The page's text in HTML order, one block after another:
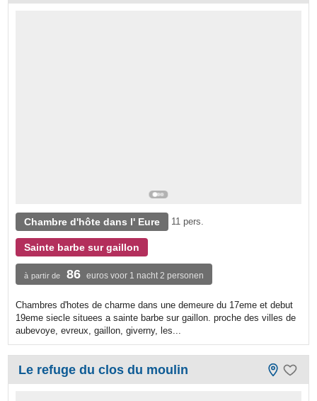
Chambre d'hôte dans l' Eure 11 pers.
Sainte barbe sur gaillon
à partir de 86 euros voor 1 nacht 2 personen
Chambres d'hotes de charme dans une demeure du 17eme et debut
19eme siecle situees a sainte barbe sur gaillon. proche des villes de
aubevoye, evreux, gaillon, giverny, les...
Le refuge du clos du moulin